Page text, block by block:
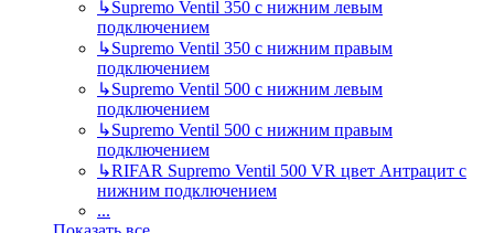
↳Supremo Ventil 350 с нижним левым
подключением
↳Supremo Ventil 350 с нижним правым
подключением
↳Supremo Ventil 500 с нижним левым
подключением
↳Supremo Ventil 500 с нижним правым
подключением
↳RIFAR Supremo Ventil 500 VR цвет Антрацит с
нижним подключением
...